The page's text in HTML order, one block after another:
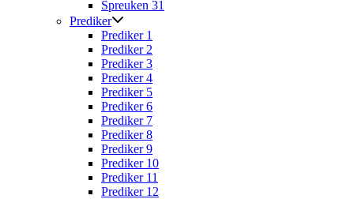
Spreuken 31
Prediker
Prediker 1
Prediker 2
Prediker 3
Prediker 4
Prediker 5
Prediker 6
Prediker 7
Prediker 8
Prediker 9
Prediker 10
Prediker 11
Prediker 12